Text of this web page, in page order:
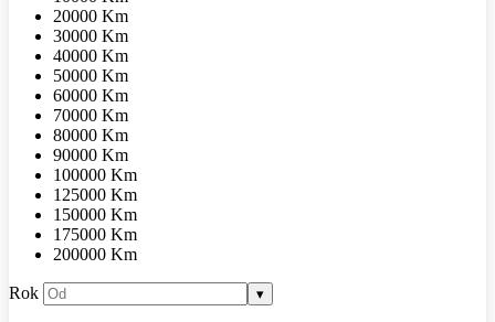
20000 Km
30000 Km
40000 Km
50000 Km
60000 Km
70000 Km
80000 Km
90000 Km
100000 Km
125000 Km
150000 Km
175000 Km
200000 Km
Rok ▾